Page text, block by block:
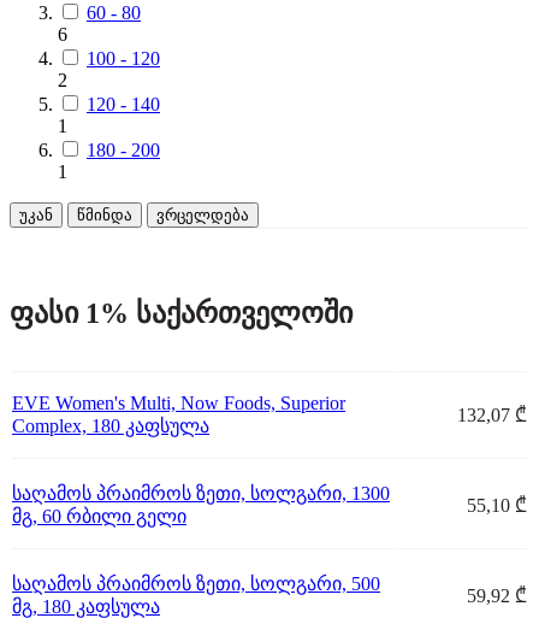
60 - 80
6
100 - 120
2
120 - 140
1
180 - 200
1
უკან წმინდა ვრცელდება
ფასი 1% საქართველოში
EVE Women's Multi, Now Foods, Superior
Complex, 180 კაფსულა
132,07 ₾
საღამოს პრაიმროს ზეთი, სოლგარი, 1300
მგ, 60 რბილი გელი
55,10 ₾
საღამოს პრაიმროს ზეთი, სოლგარი, 500
მგ, 180 კაფსულა
59,92 ₾